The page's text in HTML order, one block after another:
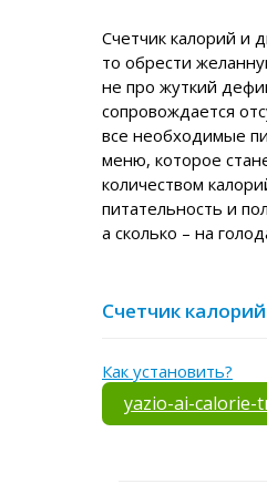
Счетчик калорий и
то обрести
не про жуткий
сопровождается
все необходимые
меню, которое
количеством
питательность и
а сколько – на
Счетчик
Как установить?
yazio-ai-calorie-